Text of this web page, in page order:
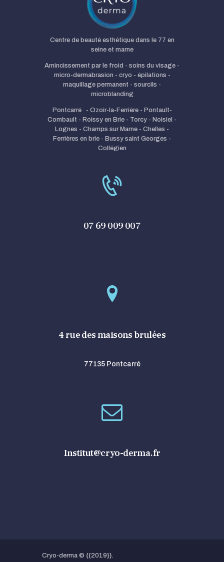
Centre de beauté esthétique dans le 77 en
seine et marne
Amincissement par le froid - soins du visage -
micro-dermabrasion - cryo - épilations -
maquillage permanent - sourcils -
microblanding
Pontcarré - Ozoir-la-Ferrière - Pontault-
Combault - Roissy en Brie - Torcy - Noisiel -
Lognes - Champs sur Marne - Chelles -
Ferrières en brie - Bussy saint Georges -
Collégien
07 69 009 007
4 rue des maisons brulées
77135 Pontcarré
Institut@cryo-derma.fr
Cryo-derma © {{2019}}.